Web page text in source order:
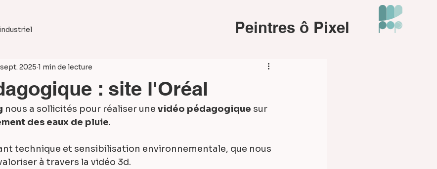
Peintres ô Pixel
: site l'Oréal
2025 1 min de lecture
nous a sollicités pour réaliser une vidéo pédagogique sur
des eaux de pluie.
à travers la vidéo 3d.